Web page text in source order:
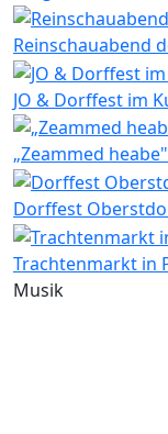
Reinschauabend
JO & Dorffest im
„Zeammed
Dorffest
Trachtenmarkt in
Musik